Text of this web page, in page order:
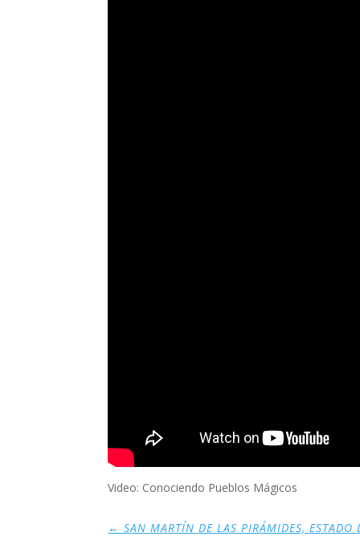
Video: Conociendo Pueblos Mágicos
←SAN MARTÍN DE LAS PIRÁMIDES, ESTADO